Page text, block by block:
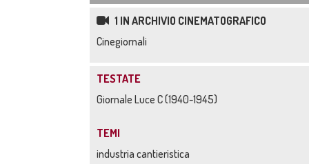
1 IN ARCHIVIO CINEMATOGRAFICO
Cinegiornali
TESTATE
Giornale Luce C (1940-1945)
TEMI
industria cantieristica